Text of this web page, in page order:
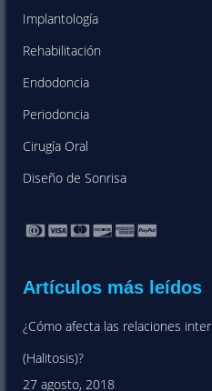
Implantología
Rehabilitación
Endodoncia
Periodoncia
Cirugía Oral
Diseño de Sonrisa
Artículos más leídos
¿Cómo afecta las relaciones
(Halitosis)?
27 agosto, 2018